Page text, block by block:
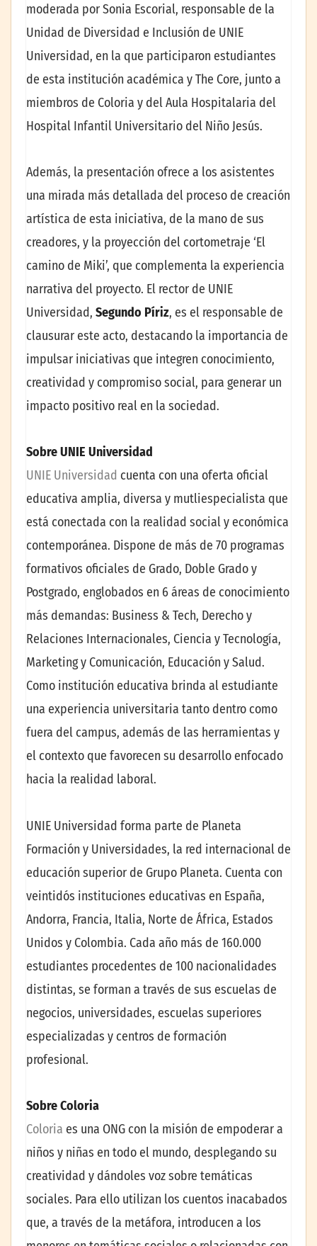
moderada por Sonia Escorial, responsable de la
Unidad de Diversidad e Inclusión de UNIE
Universidad, en la que participaron estudiantes
de esta institución académica y The Core, junto a
miembros de Coloria y del Aula Hospitalaria del
Hospital Infantil Universitario del Niño Jesús.
Además, la presentación ofrece a los asistentes
una mirada más detallada del proceso de creación
artística de esta iniciativa, de la mano de sus
creadores, y la proyección del cortometraje ‘El
camino de Miki’, que complementa la experiencia
narrativa del proyecto. El rector de UNIE
Universidad, Segundo Píriz, es el responsable de
clausurar este acto, destacando la importancia de
impulsar iniciativas que integren conocimiento,
creatividad y compromiso social, para generar un
impacto positivo real en la sociedad.
Sobre UNIE Universidad
UNIE Universidad cuenta con una oferta oficial
educativa amplia, diversa y mutliespecialista que
está conectada con la realidad social y económica
contemporánea. Dispone de más de 70 programas
formativos oficiales de Grado, Doble Grado y
Postgrado, englobados en 6 áreas de conocimiento
más demandas: Business & Tech, Derecho y
Relaciones Internacionales, Ciencia y Tecnología,
Marketing y Comunicación, Educación y Salud.
Como institución educativa brinda al estudiante
una experiencia universitaria tanto dentro como
fuera del campus, además de las herramientas y
el contexto que favorecen su desarrollo enfocado
hacia la realidad laboral.
UNIE Universidad forma parte de Planeta
Formación y Universidades, la red internacional de
educación superior de Grupo Planeta. Cuenta con
veintidós instituciones educativas en España,
Andorra, Francia, Italia, Norte de África, Estados
Unidos y Colombia. Cada año más de 160.000
estudiantes procedentes de 100 nacionalidades
distintas, se forman a través de sus escuelas de
negocios, universidades, escuelas superiores
especializadas y centros de formación
profesional.
Sobre Coloria
Coloria es una ONG con la misión de empoderar a
niños y niñas en todo el mundo, desplegando su
creatividad y dándoles voz sobre temáticas
sociales. Para ello utilizan los cuentos inacabados
que, a través de la metáfora, introducen a los